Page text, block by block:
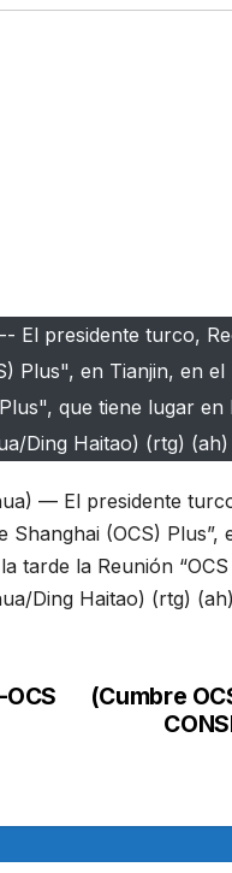
presidente turco,
Plus", en Tianjin, en
que tiene lugar
Ding Haitao) (rtg) (ah)
— El presidente
(OCS)
tarde la Reunión
Ding Haitao) (rtg)
(Cumbre